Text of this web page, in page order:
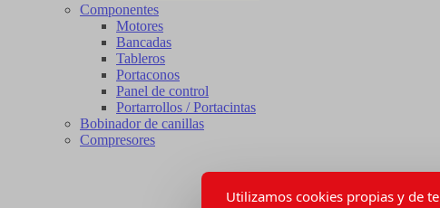
Utilizamos cookies propias y de
Componentes
Motores
Bancadas
Tableros
Portaconos
Panel de control
Portarrollos / Portacintas
Bobinador de canillas
Compresores